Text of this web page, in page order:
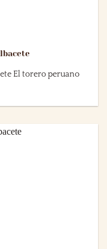
El torero peruano